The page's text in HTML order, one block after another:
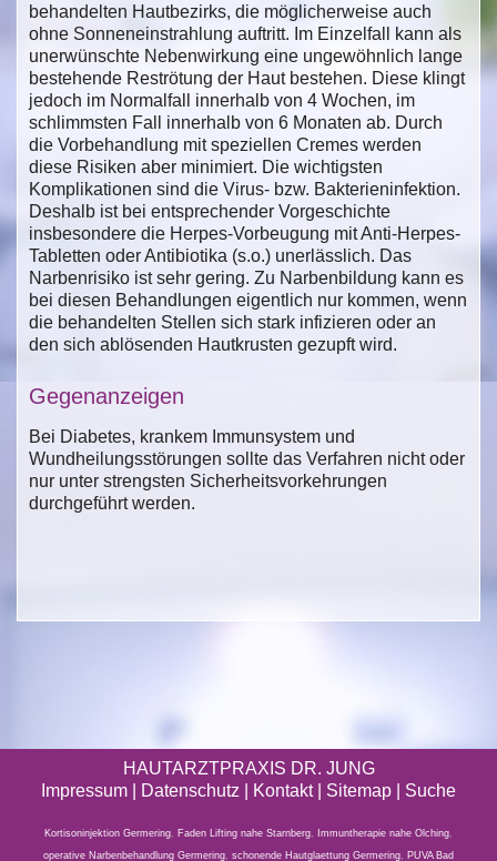
behandelten Hautbezirks, die möglicherweise auch
ohne Sonneneinstrahlung auftritt. Im Einzelfall kann als
unerwünschte Nebenwirkung eine ungewöhnlich lange
bestehende Reströtung der Haut bestehen. Diese klingt
jedoch im Normalfall innerhalb von 4 Wochen, im
schlimmsten Fall innerhalb von 6 Monaten ab. Durch
die Vorbehandlung mit speziellen Cremes werden
diese Risiken aber minimiert. Die wichtigsten
Komplikationen sind die Virus- bzw. Bakterieninfektion.
Deshalb ist bei entsprechender Vorgeschichte
insbesondere die Herpes-Vorbeugung mit Anti-Herpes-
Tabletten oder Antibiotika (s.o.) unerlässlich. Das
Narbenrisiko ist sehr gering. Zu Narbenbildung kann es
bei diesen Behandlungen eigentlich nur kommen, wenn
die behandelten Stellen sich stark infizieren oder an
den sich ablösenden Hautkrusten gezupft wird.
Gegenanzeigen
Bei Diabetes, krankem Immunsystem und
Wundheilungsstörungen sollte das Verfahren nicht oder
nur unter strengsten Sicherheitsvorkehrungen
durchgeführt werden.
HAUTARZTPRAXIS DR. JUNG
Impressum
Datenschutz | Kontakt | Sitemap Suche
Kortisoninjektion Germering, Faden Lifting nahe Starnberg, Immuntherapie nahe Olching,
operative Narbenbehandlung Germering, schonende Hautglaettung Germering, PUVA Bad